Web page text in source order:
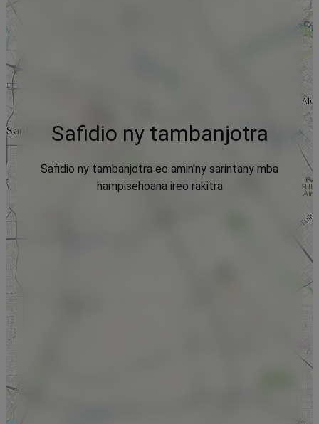
Safidio ny tambanjotra
Safidio ny tambanjotra eo amin'ny sarintany mba
hampisehoana ireo rakitra